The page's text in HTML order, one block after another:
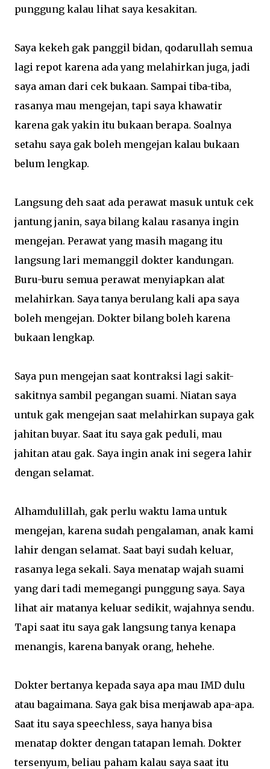
punggung kalau lihat saya kesakitan.
Saya kekeh gak panggil bidan, qodarullah semua
lagi repot karena ada yang melahirkan juga, jadi
saya aman dari cek bukaan. Sampai tiba-tiba,
rasanya mau mengejan, tapi saya khawatir
karena gak yakin itu bukaan berapa. Soalnya
setahu saya gak boleh mengejan kalau bukaan
belum lengkap.
Langsung deh saat ada perawat masuk untuk cek
jantung janin, saya bilang kalau rasanya ingin
mengejan. Perawat yang masih magang itu
langsung lari memanggil dokter kandungan.
Buru-buru semua perawat menyiapkan alat
melahirkan. Saya tanya berulang kali apa saya
boleh mengejan. Dokter bilang boleh karena
bukaan lengkap.
Saya pun mengejan saat kontraksi lagi sakit-
sakitnya sambil pegangan suami. Niatan saya
untuk gak mengejan saat melahirkan supaya gak
jahitan buyar. Saat itu saya gak peduli, mau
jahitan atau gak. Saya ingin anak ini segera lahir
dengan selamat.
Alhamdulillah, gak perlu waktu lama untuk
mengejan, karena sudah pengalaman, anak kami
lahir dengan selamat. Saat bayi sudah keluar,
rasanya lega sekali. Saya menatap wajah suami
yang dari tadi memegangi punggung saya. Saya
lihat air matanya keluar sedikit, wajahnya sendu.
Tapi saat itu saya gak langsung tanya kenapa
menangis, karena banyak orang, hehehe.
Dokter bertanya kepada saya apa mau IMD dulu
atau bagaimana. Saya gak bisa menjawab apa-apa.
Saat itu saya speechless, saya hanya bisa
menatap dokter dengan tatapan lemah. Dokter
tersenyum, beliau paham kalau saya saat itu